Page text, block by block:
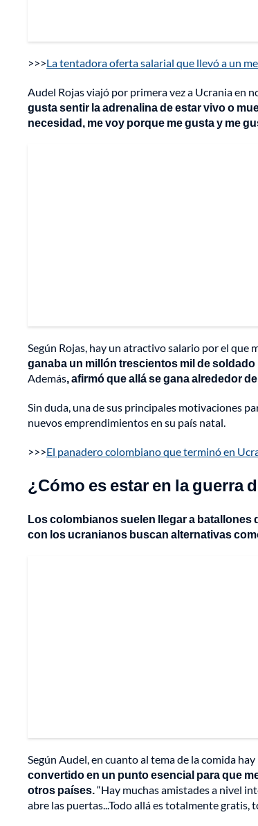
>>>La tentadora oferta salarial que llevó a un
Audel Rojas viajó por primera vez a Ucrania en
gusta sentir la adrenalina de estar vivo o
necesidad, me voy porque me gusta y me
Según Rojas, hay un atractivo salario por el que
ganaba un millón trescientos mil de soldado
Además , afirmó que allá se gana alrededor
Sin duda, una de sus principales motivaciones
nuevos emprendimientos en su país natal.
>>>El panadero colombiano que terminó en
¿Cómo es estar en la guerra
Los colombianos suelen llegar a batallones
con los ucranianos buscan alternativas
Según Audel, en cuanto al tema de la comida
convertido en un punto esencial para que
otros países. “Hay muchas amistades a nivel
abre las puertas...Todo allá es totalmente gratis,